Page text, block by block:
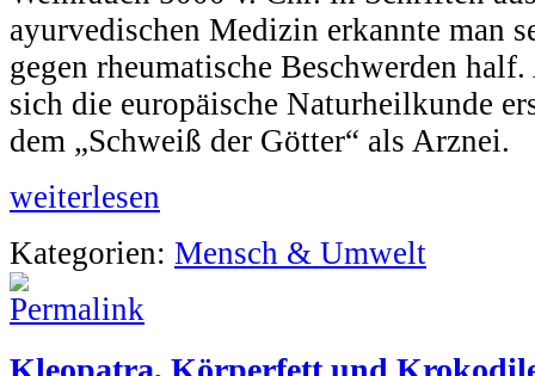
ayurvedischen Medizin erkannte man
gegen rheumatische Beschwerden
sich die europäische Naturheilkunde
dem „Schweiß der Götter“ als Arznei.
weiterlesen
Kategorien: Mensch & Umwelt